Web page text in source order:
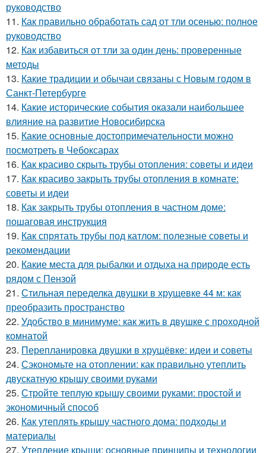
руководство
11. Как правильно обработать сад от тли осенью: полное
руководство
12. Как избавиться от тли за один день: проверенные
методы
13. Какие традиции и обычаи связаны с Новым годом в
Санкт-Петербурге
14. Какие исторические события оказали наибольшее
влияние на развитие Новосибирска
15. Какие основные достопримечательности можно
посмотреть в Чебоксарах
16. Как красиво скрыть трубы отопления: советы и идеи
17. Как красиво закрыть трубы отопления в комнате:
советы и идеи
18. Как закрыть трубы отопления в частном доме:
пошаговая инструкция
19. Как спрятать трубы под катлом: полезные советы и
рекомендации
20. Какие места для рыбалки и отдыха на природе есть
рядом с Пензой
21. Стильная переделка двушки в хрущевке 44 м: как
преобразить пространство
22. Удобство в минимуме: как жить в двушке с проходной
комнатой
23. Перепланировка двушки в хрущёвке: идеи и советы
24. Сэкономьте на отоплении: как правильно утеплить
двускатную крышу своими руками
25. Стройте теплую крышу своими руками: простой и
экономичный способ
26. Как утеплять крышу частного дома: подходы и
материалы
27. Утепление крыши: основные принципы и технологии